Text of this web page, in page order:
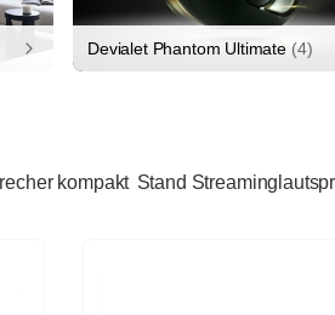
Devialet Phantom Ultimate (4)
kompakt Stand